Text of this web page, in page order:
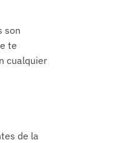
son
te
cualquier
de la